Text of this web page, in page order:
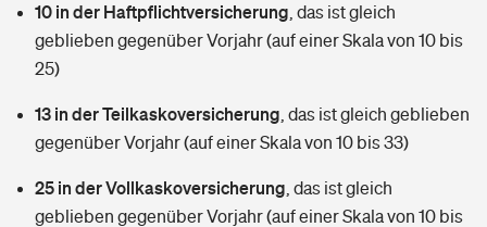
Wer versichert was: Jetzt Versicherer finden
Sie haben Fragen?
Mietkautionsversicherung
Restkreditversicherung
Kinderinvalidität
Hundehalter-Haftpflicht
Tierkrankenversicherung
Zur Übersicht
Tools
Wer versichert was: Jetzt Versicherer finden
10 in der Haftpflichtversicherung das ist gleich
geblieben gegenüber Vorjahr (auf einer Skala von 10 bis
25)
13 in der Teilkaskoversicherung das ist gleich geblieben
gegenüber Vorjahr (auf einer Skala von 10 bis 33)
25 in der Vollkaskoversicherung das ist gleich
geblieben gegenüber Vorjahr (auf einer Skala von 10 bis